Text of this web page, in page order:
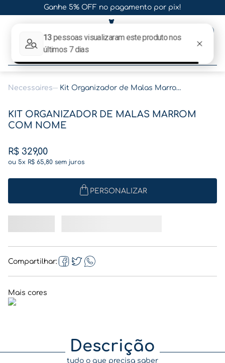
Ganhe 5% OFF no pagamento por pix!
O que procura hoje?
1º gestante
folha memórias barriga
Necessaires Kit Organizador de Malas Marrom Com Nome
KIT ORGANIZADOR DE MALAS MARROM
COM NOME
R$ 329,00
ou 5x R$ 65,80 sem juros
PERSONALIZAR
Compartilhar
Descrição
tudo o que precisa saber